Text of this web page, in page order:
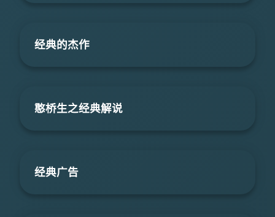
经典的杰作
憨桥生之经典解说
经典广告